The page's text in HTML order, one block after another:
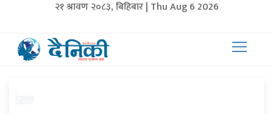
२१ श्रावण २०८३, बिहिबार | Thu Aug 6 2026